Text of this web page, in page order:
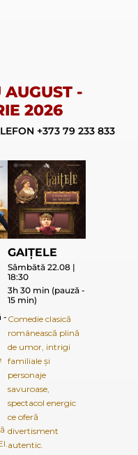
AUGUST -
2026
+373 79 233 833
-
GAIȚELE
Sâmbătă 22.08 |
18:30
3h 30 min (pauză -
15 min)
Comedie clasică
românească plină
de umor, intrigi
familiale și
personaje
savuroase,
spectacol energic
ce oferă
divertisment
autentic.